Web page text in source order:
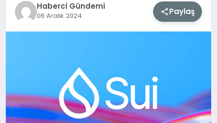
Haberci Gündemi
06 Aralık 2024 Paylaş